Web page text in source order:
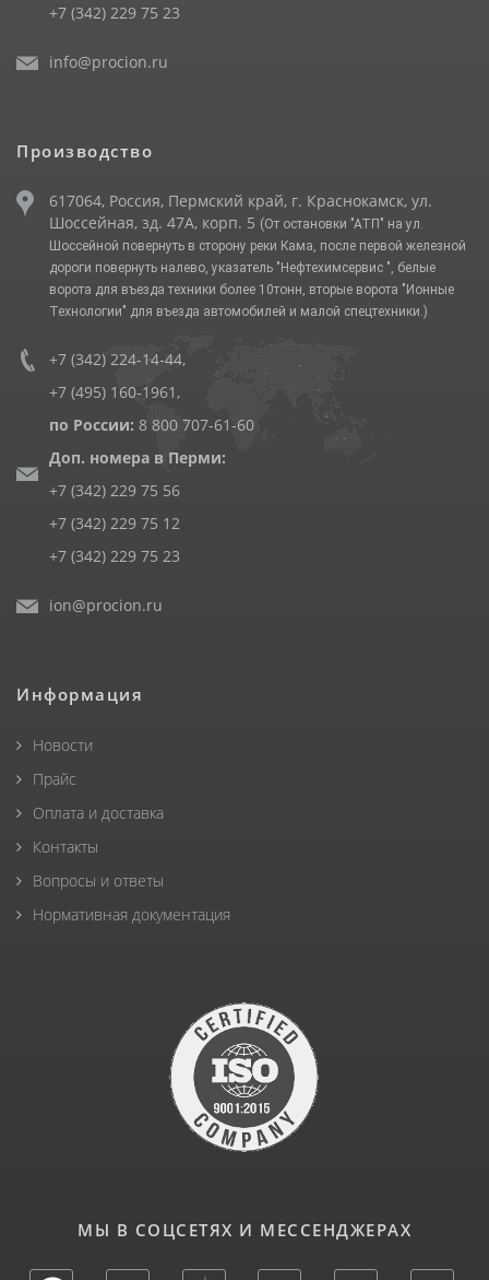
+7 (342) 229 75 23
info@procion.ru
Производство
617064, Россия, Пермский край, г. Краснокамск, ул.
Шоссейная, зд. 47А, корп. 5 (От остановки "АТП" на ул.
Шоссейной повернуть в сторону реки Кама, после первой железной
дороги повернуть налево, указатель "Нефтехимсервис ", белые
ворота для въезда техники более 10тонн, вторые ворота "Ионные
Технологии" для въезда автомобилей и малой спецтехники.)
+7 (342) 224-14-44,
+7 (495) 160-1961 ,
по России: 8 800 707-61-60
Доп. номера в Перми:
+7 (342) 229 75 56
+7 (342) 229 75 12
+7 (342) 229 75 23
ion@procion.ru
Информация
Новости
Прайс
Оплата и доставка
Контакты
Вопросы и ответы
Нормативная документация
МЫ В СОЦСЕТЯХ И МЕССЕНДЖЕРАХ